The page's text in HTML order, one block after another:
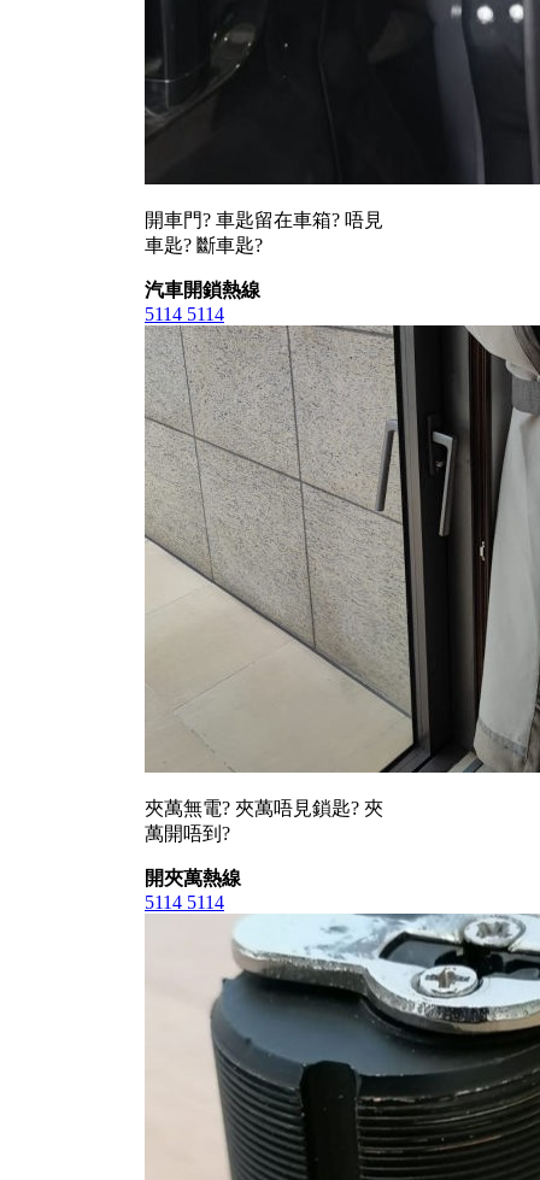
開車門? 車匙留在車箱? 唔見
車匙? 斷車匙?
汽車開鎖熱線
5114 5114
夾萬無電? 夾萬唔見鎖匙? 夾
萬開唔到?
開夾萬熱線
5114 5114